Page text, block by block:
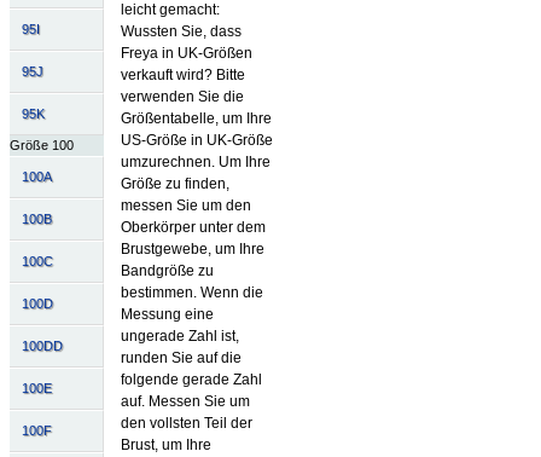
95I
95J
95K
Größe 100
100A
100B
100C
100D
100DD
100E
100F
leicht gemacht:
Wussten Sie, dass
Freya in UK-Größen
verkauft wird? Bitte
verwenden Sie die
Größentabelle, um Ihre
US-Größe in UK-Größe
umzurechnen. Um Ihre
Größe zu finden,
messen Sie um den
Oberkörper unter dem
Brustgewebe, um Ihre
Bandgröße zu
bestimmen. Wenn die
Messung eine
ungerade Zahl ist,
runden Sie auf die
folgende gerade Zahl
auf. Messen Sie um
den vollsten Teil der
Brust, um Ihre